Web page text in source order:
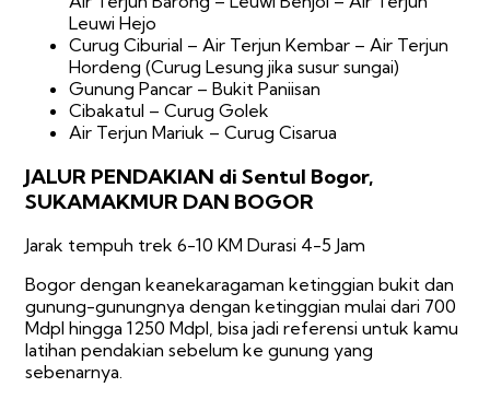
Leuwi Hejo
Curug Ciburial – Air Terjun Kembar – Air Terjun
Hordeng (Curug Lesung jika susur sungai)
Gunung Pancar – Bukit Paniisan
Cibakatul – Curug Golek
Air Terjun Mariuk – Curug Cisarua
JALUR PENDAKIAN di Sentul Bogor,
SUKAMAKMUR DAN BOGOR
Jarak tempuh trek 6-10 KM Durasi 4-5 Jam
Bogor dengan keanekaragaman ketinggian bukit dan
gunung-gunungnya dengan ketinggian mulai dari 700
Mdpl hingga 1250 Mdpl, bisa jadi referensi untuk kamu
latihan pendakian sebelum ke gunung yang
sebenarnya.